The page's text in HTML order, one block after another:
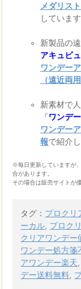
メダリス
しています
新製品の
アキュビ
ワンデー
（遠近両
新素材で
『ワンデ
ワンデー
報で紹介
※毎日更新していますが
合があります。
その場合は販売サイトが
タグ： プロクリ
ーカル プロク
クリアワンデー
ワンデー処方箋
アワンデー楽天
デー送料無料